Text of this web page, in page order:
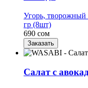
Угорь, творожный
гр (8шт)
690 сом
Заказать
Салат с